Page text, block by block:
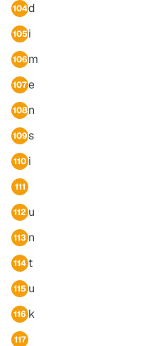
104d
105i
106m
107e
108n
109s
110 i
111
112 u
113 n
114 t
115 u
116 k
117